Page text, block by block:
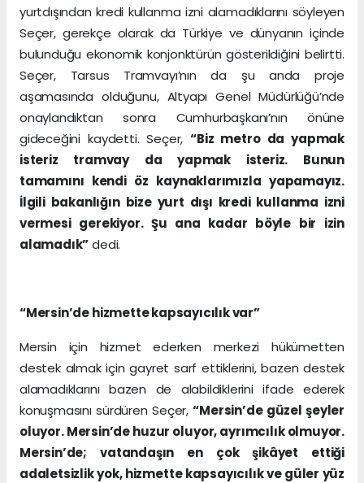
yurtdışından kredi kullanma izni alamadıklarını söyleyen
Seçer, gerekçe olarak da Türkiye ve dünyanın içinde
bulunduğu ekonomik konjonktürün gösterildiğini belirtti.
Seçer, Tarsus Tramvayı’nın da şu anda proje
aşamasında olduğunu, Altyapı Genel Müdürlüğü’nde
onaylandıktan sonra Cumhurbaşkanı’nın önüne
gideceğini kaydetti. Seçer,“Biz metro da yapmak
isteriz tramvay da yapmak isteriz. Bunun
tamamını kendi öz kaynaklarımızla yapamayız.
İlgili bakanlığın bize yurt dışı kredi kullanma izni
vermesi gerekiyor. Şu ana kadar böyle bir izin
alamadık”dedi.
“Mersin’de hizmette kapsayıcılık var”
Mersin için hizmet ederken merkezi hükümetten
destek almak için gayret sarf ettiklerini, bazen destek
alamadıklarını bazen de alabildiklerini ifade ederek
konuşmasını sürdüren Seçer,“Mersin’de güzel şeyler
oluyor. Mersin’de huzur oluyor, ayrımcılık olmuyor.
Mersin’de; vatandaşın en çok şikâyet ettiği
adaletsizlik yok, hizmette kapsayıcılık ve güler yüz